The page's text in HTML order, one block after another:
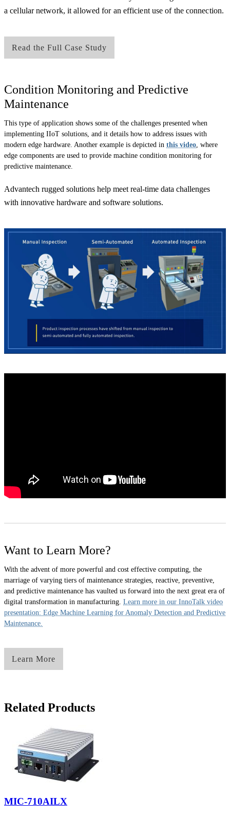
a cellular network, it allowed for an efficient use of the connection.
Read the Full Case Study
Condition Monitoring and Predictive
Maintenance
This type of application shows some of the challenges presented when
implementing IIoT solutions, and it details how to address issues with
modern edge hardware. Another example is depicted in this video, where
edge components are used to provide machine condition monitoring for
predictive maintenance.
Advantech rugged solutions help meet real-time data challenges
with innovative hardware and software solutions.
Want to Learn More?
With the advent of more powerful and cost effective computing, the
marriage of varying tiers of maintenance strategies, reactive, preventive,
and predictive maintenance has vaulted us forward into the next great era of
digital transformation in manufacturing. Learn more in our InnoTalk video
presentation: Edge Machine Learning for Anomaly Detection and Predictive
Maintenance.
Learn More
Related Products
MIC-710AILX